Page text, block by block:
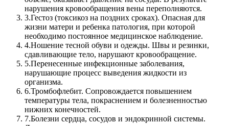
нарушения кровообращения вены переполняются.
3.Гестоз (токсикоз на поздних сроках). Опасная для
жизни матери и ребенка патология, при которой
необходимо постоянное медицинское наблюдение.
4.Ношение тесной обуви и одежды. Швы и резинки,
сдавливающие тело, нарушают кровообращение.
5.Перенесенные инфекционные заболевания,
нарушающие процесс выведения жидкости из
организма.
6.Тромбофлебит. Сопровождается повышением
температуры тела, покраснением и болезненностью
нижних конечностей.
7.Болезни сердца, сосудов и эндокринной системы.